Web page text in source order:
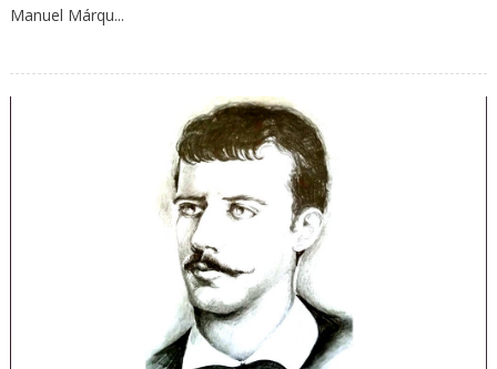
Manuel Márqu...